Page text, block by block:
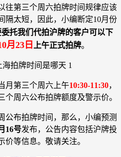
第三个周六拍牌时间规律应该
隔太短，因此，小编断定10月份
委托我们代拍沪牌的客户可以下
月23日 上午正式拍牌。
月第三个周六上午10:30-11:30，
周六公布拍牌额度及警示价。
公布拍牌时间，那么，小编预测
16号发布，公告内容包括沪牌投
等信息。敬请关注。